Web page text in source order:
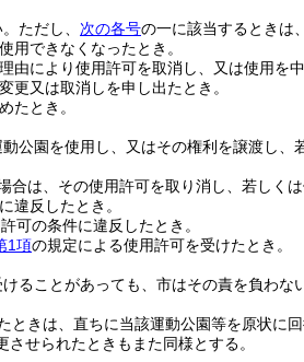
ただし、 次の各号の一に該当するときは
用できなくなったとき。
由により使用許可を取消し、又は使用を
更又は取消しを申し出たとき。
たとき。
公園を使用し、又はその権利を譲渡し、
合は、その使用許可を取り消し、若しく
違反したとき。
可の条件に違反したとき。
1項の規定による使用許可を受けたとき。
ることがあっても、市はその責を負わない
ときは、直ちに当該運動公園等を原状に
せられたときもまた同様とする。